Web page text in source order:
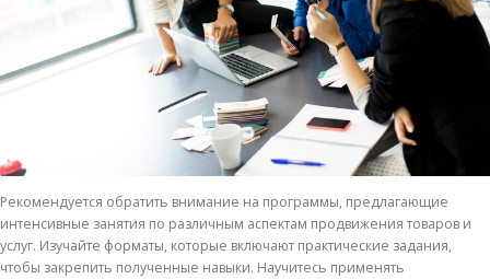
Рекомендуется обратить внимание на программы, предлагающие
интенсивные занятия по различным аспектам продвижения товаров и
услуг. Изучайте форматы, которые включают практические задания,
чтобы закрепить полученные навыки. Научитесь применять